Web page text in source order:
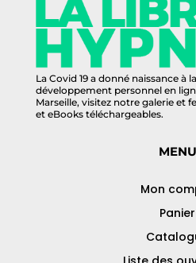
La Covid 19 a donné naissance à
développement personnel en
Marseille, visitez notre galerie et
et eBooks téléchargeables.
MENU
Mon
Panier